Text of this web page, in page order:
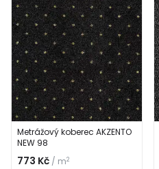
Metrážový koberec AKZENTO
NEW 98
773 Kč / m2